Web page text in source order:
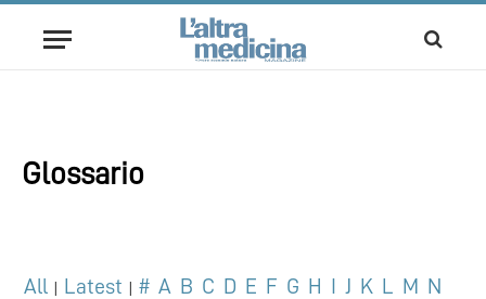
Glossario
All | Latest | # A B C D E F G H J K L M
N